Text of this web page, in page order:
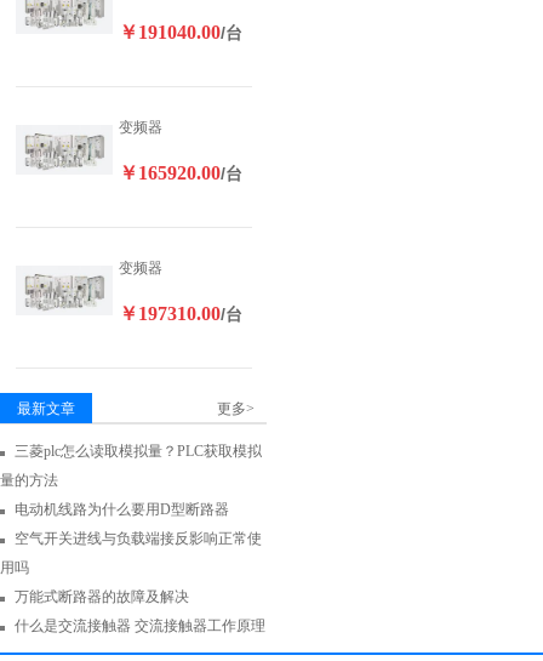
￥191040.00/台
变频器
￥165920.00/台
变频器
￥197310.00/台
最新文章 更多>
三菱plc怎么读取模拟量？PLC获取模拟
量的方法
电动机线路为什么要用D型断路器
空气开关进线与负载端接反影响正常使
用吗
万能式断路器的故障及解决
什么是交流接触器 交流接触器工作原理